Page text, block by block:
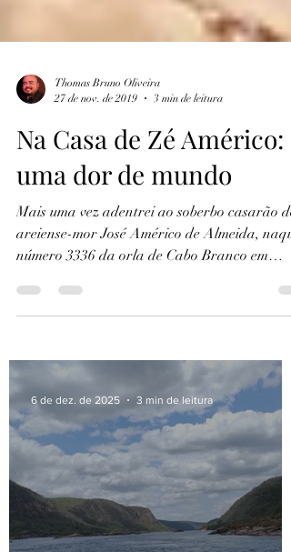
27 de nov. de 2019
3 min de leitura
Na Casa de Zé Américo:
uma dor de mundo
Mais uma vez adentrei ao soberbo casarão do
número 3336 da orla de Cabo Branco em
nossa...
6 de dez. de 2025 3 min de leitura